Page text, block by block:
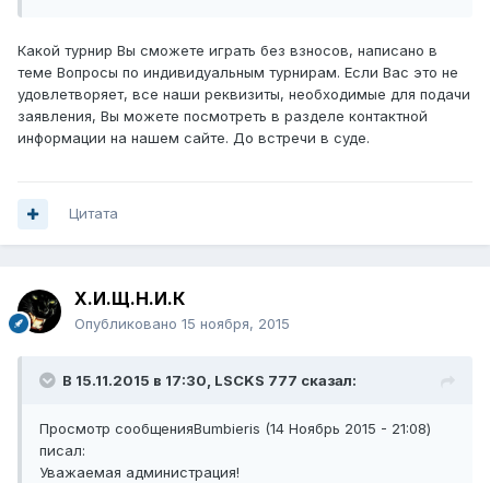
Какой турнир Вы сможете играть без взносов, написано в
теме Вопросы по индивидуальным турнирам. Если Вас это не
удовлетворяет, все наши реквизиты, необходимые для подачи
заявления, Вы можете посмотреть в разделе контактной
информации на нашем сайте. До встречи в суде.
Цитата
Х.И.Щ.Н.И.К
Опубликовано 15 ноября, 2015
В 15.11.2015 в 17:30, LSCKS 777 сказал:
Просмотр сообщенияBumbieris (14 Ноябрь 2015 - 21:08)
писал:
Уважаемая администрация!